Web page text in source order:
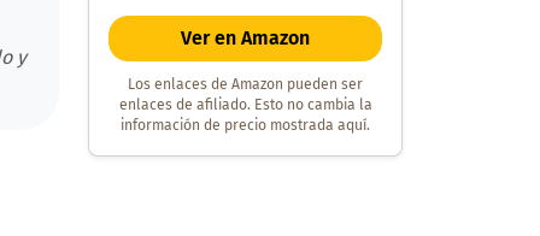
y
Ver en Amazon
Los enlaces de Amazon pueden ser
enlaces de afiliado. Esto no cambia la
información de precio mostrada aquí.